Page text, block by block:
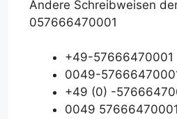
Andere Schreibweisen
057666470001
+49-57666470001
0049-
+49 (0) -
0049 57666470001